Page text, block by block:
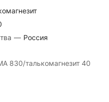
— Россия
830/талькомагнезит 40